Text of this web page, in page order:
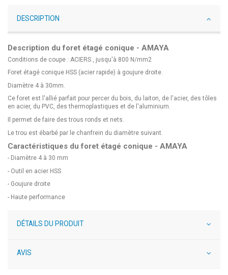
DESCRIPTION
Description du foret étagé conique - AMAYA
Conditions de coupe : ACIERS , jusqu'à 800 N/mm2
Foret étagé conique HSS (acier rapide) à goujure droite.
Diamètre 4 à 30mm.
Ce foret est l'allié parfait pour percer du bois, du laiton, de l'acier, des tôles
en acier, du PVC, des thermoplastiques et de l'aluminium.
Il permet de faire des trous ronds et nets.
Le trou est ébarbé par le chanfrein du diamètre suivant.
Caractéristiques du foret étagé conique - AMAYA
- Diamètre 4 à 30 mm
- Outil en acier HSS
- Goujure droite
- Haute performance
DÉTAILS DU PRODUIT
AVIS